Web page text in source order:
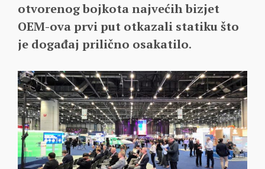
otvorenog bojkota najvećih bizjet
OEM-ova prvi put otkazali statiku što
je događaj prilično osakatilo.